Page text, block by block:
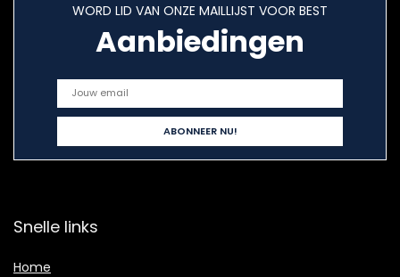
WORD LID VAN ONZE MAILLIJST VOOR BEST
Aanbiedingen
Snelle links
Home